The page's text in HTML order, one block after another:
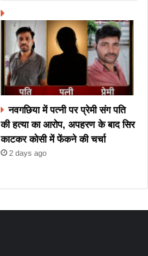
नवगछिया में पत्नी पर प्रेमी संग पति
की हत्या का आरोप, अपहरण के बाद सिर
काटकर कोसी में फेंकने की चर्चा
2 days ago